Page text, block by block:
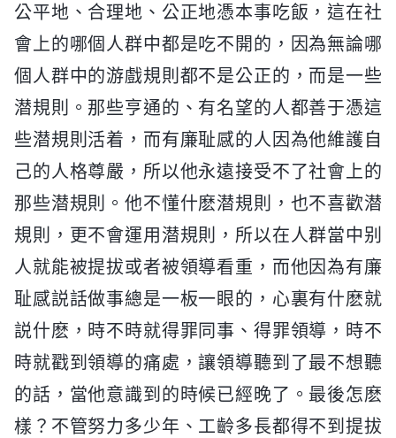
公平地、合理地、公正地憑本事吃飯，這在社
會上的哪個人群中都是吃不開的，因為無論哪
個人群中的游戲規則都不是公正的，而是一些
潜規則。那些亨通的、有名望的人都善于憑這
些潜規則活着，而有廉耻感的人因為他維護自
己的人格尊嚴，所以他永遠接受不了社會上的
那些潜規則。他不懂什麽潜規則，也不喜歡潜
規則，更不會運用潜規則，所以在人群當中别
人就能被提拔或者被領導看重，而他因為有廉
耻感説話做事總是一板一眼的，心裏有什麽就
説什麽，時不時就得罪同事、得罪領導，時不
時就戳到領導的痛處，讓領導聽到了最不想聽
的話，當他意識到的時候已經晚了。最後怎麽
樣？不管努力多少年、工齡多長都得不到提拔